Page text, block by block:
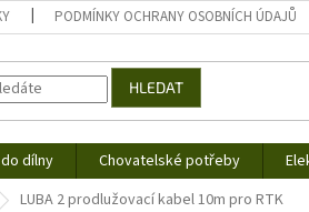
PODMÍNKY OCHRANY OSOBNÍCH ÚDAJŮ
HLEDAT
dílny Chovatelské potřeby
LUBA 2 prodlužovací kabel 10m pro RTK